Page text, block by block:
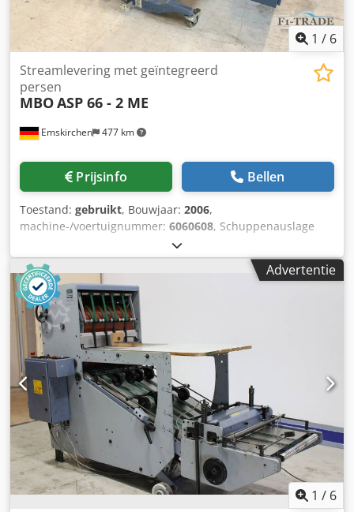
1 / 6
Emskirchen 477 km
Streamlevering met geïntegreerd
persen
MBOASP 66 - 2 ME
Prijsinfo Bellen
Toestand: gebruikt, Bouwjaar: 2006,
machine-/voertuignummer: 6060608, Schuppenauslage
mit integrierter Presse / Stroomlevering met geïntegreerd
persen MBO ASP 66 - 2 ME Baujahr / Jaar 2006 - Serienr.
06060608 Werkbreedte max. 660 mm Geschwindigkeit /
Snelheid min. 30m/min. - max. 160m/min. Kontinuierlicher
Schuppenstrom / Continue stroomlevering Uitgeruste
Doppelnutzenausgabe / Uitrusting voor dubbele productie
mit Pressung und Markiereinrichtung / met pers- en
markeerapparaat Online video-inspectie via Skype-video
Wij verheugen ons op uw bezoek - meer machines op
voorraad Crsdpfx Ast E Ntnsnksf Onmiddellijk beschikbaar
- Kan worden geïnspecteerd Op voorraad Emskirchen /
Neurenberg - Kan getest worden
Advertentie
1 / 6